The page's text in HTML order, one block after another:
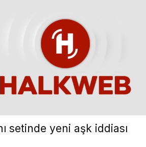
setinde yeni aşk iddiası